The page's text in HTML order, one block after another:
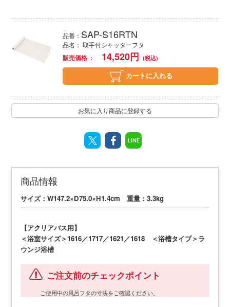
品番： SAP-S16RTN
品名： 取手付シャッターフタ
販売価格
14,520円
カートに入れる
お気に入り商品に登録する
LINE
商品情報
サイズ：W147.2×D75.0×H1.4cm 重量：3.3kg
【アクリアバス用】
＜浴室サイズ＞1616／1717／1621／1618 ＜浴槽タイプ＞ラ
ウンジ浴槽
ご注文前のチェックポイント
ご使用中の風呂フタの寸法をご確認ください。